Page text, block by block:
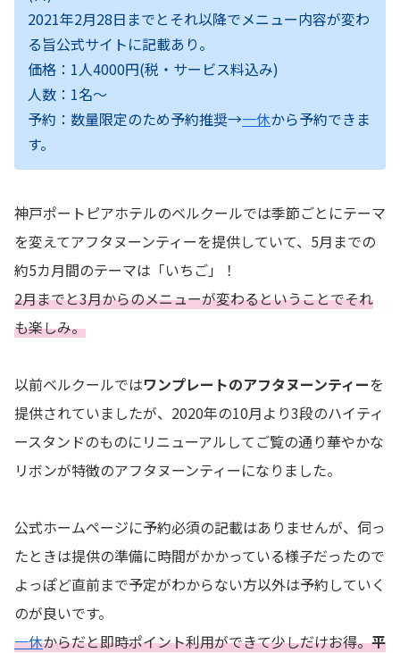
2021年2月28日までとそれ以降でメニュー内容が変わ
る旨公式サイトに記載あり。
価格：1人4000円(税・サービス料込み)
人数：1名〜
予約：数量限定のため予約推奨→一休から予約できま
す。
神戸ポートピアホテルのベルクールでは季節ごとにテーマ
を変えてアフタヌーンティーを提供していて、5月までの
約5カ月間のテーマは「いちご」！
2月までと3月からのメニューが変わるということでそれ
も楽しみ。
以前ベルクールではワンプレートのアフタヌーンティーを
提供されていましたが、2020年の10月より3段のハイティ
ースタンドのものにリニューアルしてご覧の通り華やかな
リボンが特徴のアフタヌーンティーになりました。
公式ホームページに予約必須の記載はありませんが、伺っ
たときは提供の準備に時間がかかっている様子だったので
よっぽど直前まで予定がわからない方以外は予約していく
のが良いです。
一休からだと即時ポイント利用ができて少しだけお得。平